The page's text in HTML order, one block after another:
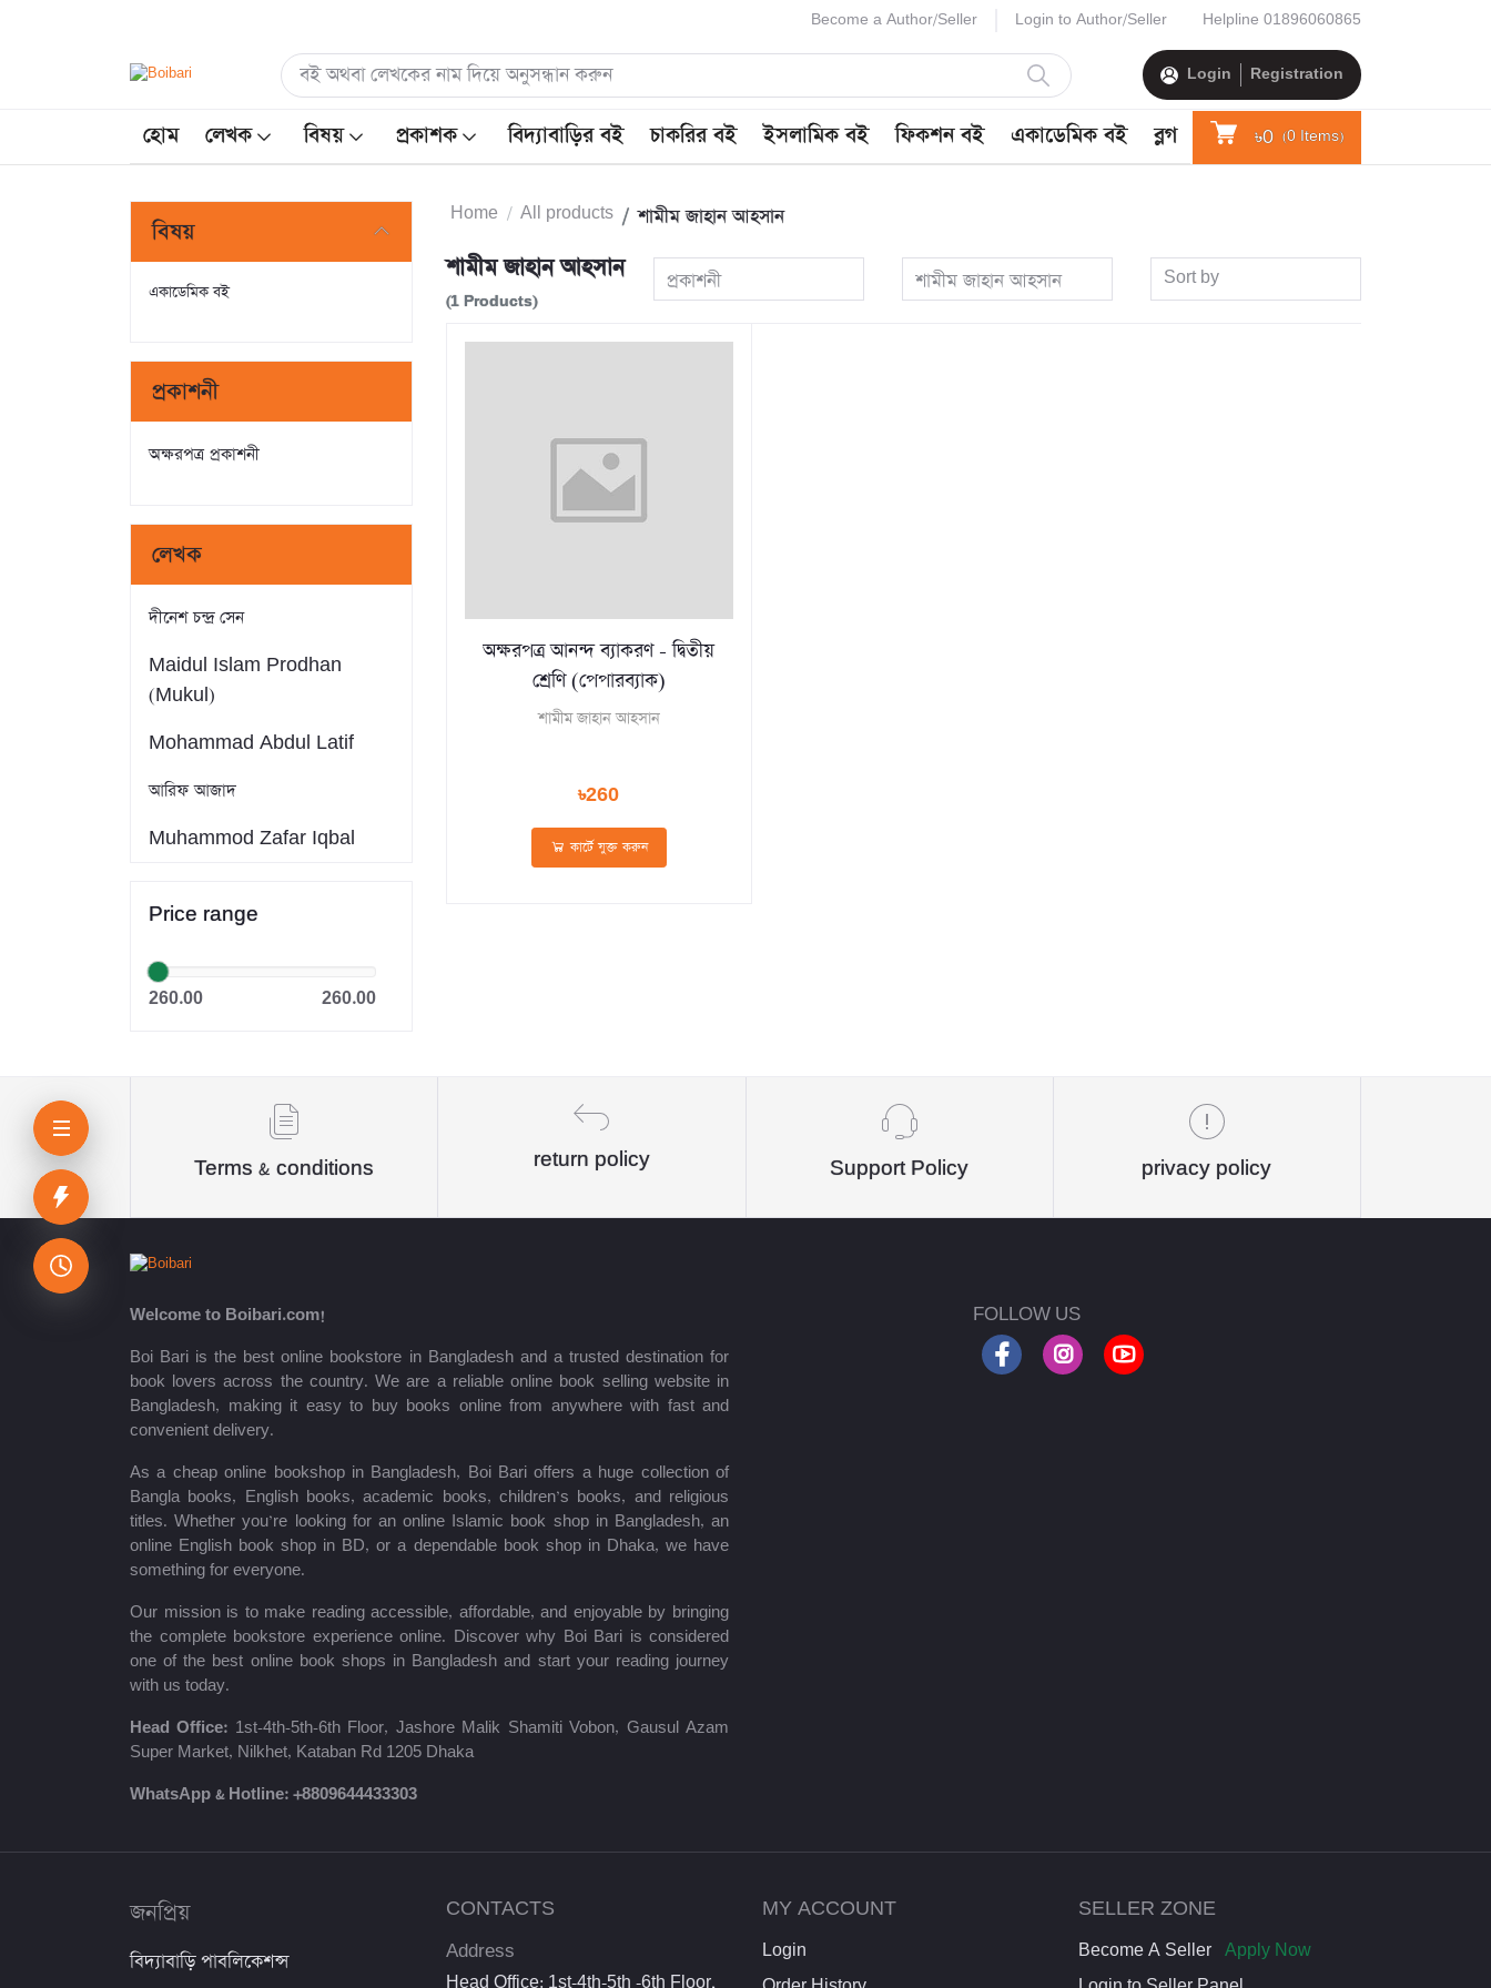
Become a Author/Seller Login to Author/Seller Helpline 01896060865
Login Registration
হোম লেখক বিষয় প্রকাশক বিদ্যাবাড়ির বই চাকরির বই ইসলামিক বই ফিকশন বই একাডেমিক বই ব্লগ ৳0 (0 Items)
বিষয়
একাডেমিক বই
প্রকাশনী
অক্ষরপত্র প্রকাশনী
লেখক
দীনেশ চন্দ্র সেন
Maidul Islam Prodhan
(Mukul)
Mohammad Abdul Latif
আরিফ আজাদ
Muhammod Zafar Iqbal
Dr. Khandaker Abdullah
Jahangir
কিউএনএ পাবলিকেশন্স লেখক পরিষদ
অর্কিড সম্পাদনা পর্ষদ (সম্পাদক)
পাঞ্জেরী সম্পাদনা পর্ষদ
মফিজুল ইসলাম মিলন
রবীন্দ্রনাথ ঠাকুর
মোত্তাসিন পাহলভী
শায়খ আহমাদুল্লাহ
মোঃ খাইরুল আলম
ম্যাক্সিম গোর্কি
মহাদেব সাহা
প্রমথ চৌধুরী
শরৎচন্দ্র চট্টোপাধ্যায়
সলিমুল্লাহ খান
Price range
260.00 260.00
Home All products শামীম জাহান আহসান
শামীম জাহান আহসান
(1 Products)
প্রকাশনী শামীম জাহান আহসান Sort by
অক্ষরপত্র আনন্দ ব্যাকরণ - দ্বিতীয়
শ্রেণি (পেপারব্যাক)
শামীম জাহান আহসান
৳260
কার্টে যুক্ত করুন
Terms & conditions return policy Support Policy privacy policy
Welcome to Boibari.com!
Boi Bari is the best online bookstore in Bangladesh and a trusted destination for
book lovers across the country. We are a reliable online book selling website in
Bangladesh, making it easy to buy books online from anywhere with fast and
convenient delivery.
As a cheap online bookshop in Bangladesh, Boi Bari offers a huge collection of
Bangla books, English books, academic books, children’s books, and religious
titles. Whether you’re looking for an online Islamic book shop in Bangladesh, an
online English book shop in BD, or a dependable book shop in Dhaka, we have
something for everyone.
Our mission is to make reading accessible, affordable, and enjoyable by bringing
the complete bookstore experience online. Discover why Boi Bari is considered
one of the best online book shops in Bangladesh and start your reading journey
with us today.
Head Office: 1st-4th-5th-6th Floor, Jashore Malik Shamiti Vobon, Gausul Azam
Super Market, Nilkhet, Kataban Rd 1205 Dhaka
WhatsApp & Hotline: +8809644433303
FOLLOW US
জনপ্রিয়
বিদ্যাবাড়ি পাবলিকেশন্স
CONTACTS
Address
Head Office: 1st-4th-5th -6th Floor,
MY ACCOUNT
Login
SELLER ZONE
Become A Seller
Apply Now